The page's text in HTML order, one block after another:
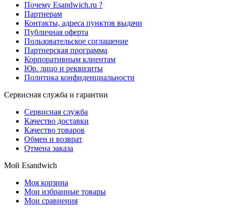
Почему Esandwich.ru ?
Партнерам
Контакты, адреса пунктов выдачи
Публичная оферта
Пользовательское соглашение
Партнерская программа
Корпоративным клиентам
Юр. лицо и реквизиты
Политика конфиденциальности
Сервисная служба и гарантии
Сервисная служба
Качество доставки
Качество товаров
Обмен и возврат
Отмена заказа
Мой Esandwich
Моя корзина
Мои избранные товары
Мои сравнения